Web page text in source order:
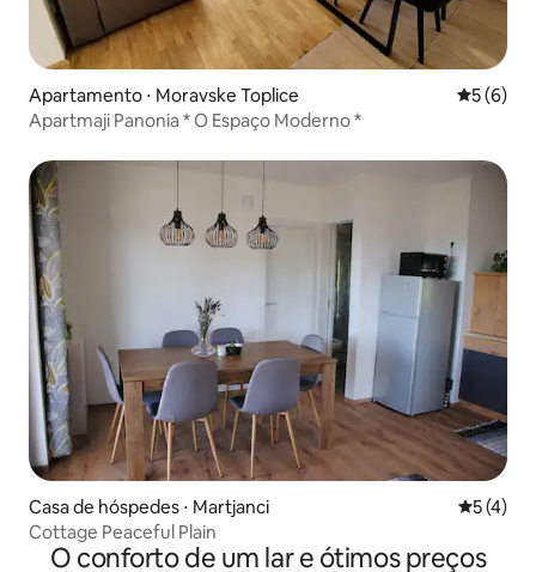
Apartamento ⋅ Moravske Toplice 5 de
5 (6)
Apartmaji Panonia * O Espaço Moderno *
Casa de hóspedes ⋅ Martjanci 5 de
5 (4)
Cottage Peaceful Plain
O conforto de um lar e ótimos preços